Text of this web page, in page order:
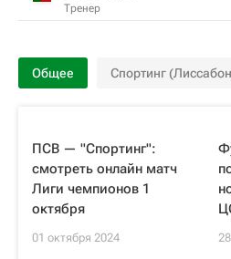
Тренер
Общее Спортинг
ПСВ — "Спортинг":
смотреть онлайн матч
Лиги чемпионов 1
октября
01 октября 2024